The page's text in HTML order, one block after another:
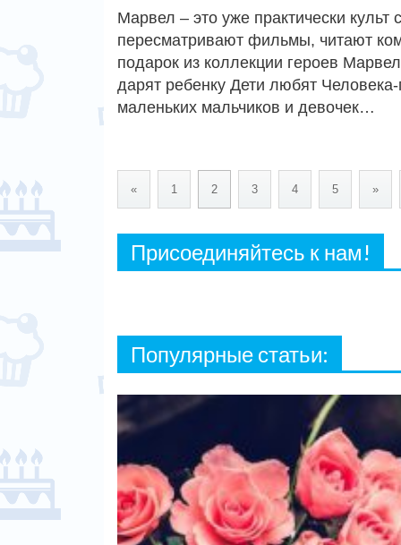
Марвел – это уже практически
пересматривают фильмы, читают
подарок из коллекции героев
дарят ребенку Дети любят
маленьких мальчиков и девочек…
« 1 2 3 4 5 »
Присоединяйтесь к нам!
Популярные статьи: